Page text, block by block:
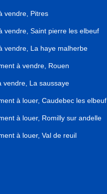
vendre, Pitres
vendre, Saint pierre les elbeuf
vendre, La haye malherbe
à vendre, Rouen
vendre, La saussaye
à louer, Caudebec les elbeuf
à louer, Romilly sur andelle
à louer, Val de reuil